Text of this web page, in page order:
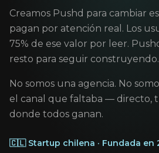
Creamos Pushd para cambiar
pagan por atención real. Los
75% de ese valor por leer.
resto para seguir construyendo.
No somos una agencia. No
el canal que faltaba — directo,
donde todos ganan.
🇨🇱 Startup chilena · Fundada en